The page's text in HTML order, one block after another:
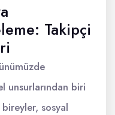
Takipçi
unsurlarından biri
sosyal